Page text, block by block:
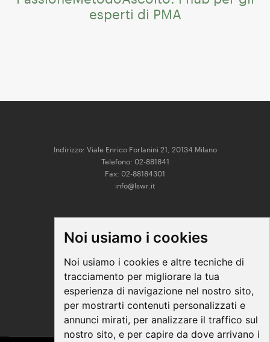
Noi usiamo i cookies
Noi usiamo i cookies e altre tecniche di
tracciamento per migliorare la tua
esperienza di navigazione nel nostro sito,
per mostrarti contenuti personalizzati e
annunci mirati, per analizzare il traffico sul
nostro sito, e per capire da dove arrivano i
esperti di PMA
Indirizzo: Viale Enrico Forlanini 21, 20134 Milano
Telefono: 02-881841
Fax: 02-88184301
info@lswr.it
Facebook
Youtube